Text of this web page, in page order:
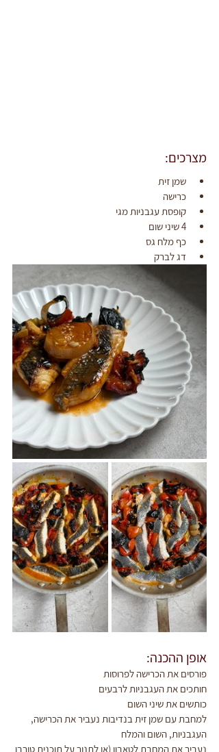
מצרכים:
שמן זית
כרישה
קופסת עגבניות מגי
4 שיני שום
כף מלח גס
דג לברק
אופן ההכנה:
פורסים את הכרישה לפרוסות
חותכים את העגבניות לרבעים
כותשים את שיני השום
למחבת עם שמן זית בנדיבות נעביר את הכרישה,
העגבניות, השום והמלח
נעביר את המחבת לטאבון (או לתנור על תוכנית טורבו